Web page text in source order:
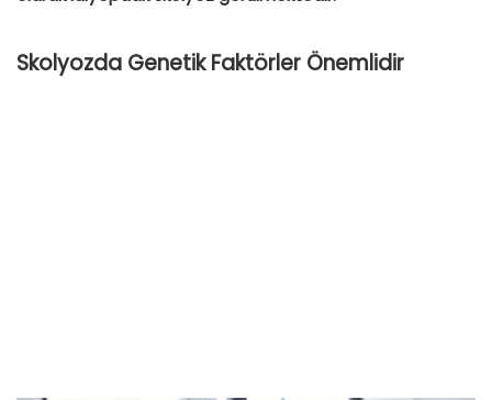
Skolyozda Genetik Faktörler Önemlidir